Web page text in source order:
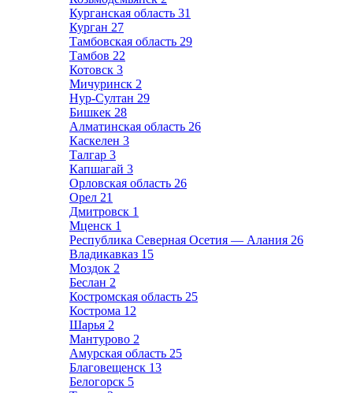
Курганская область 31
Курган 27
Тамбовская область 29
Тамбов 22
Котовск 3
Мичуринск 2
Нур-Султан 29
Бишкек 28
Алматинская область 26
Каскелен 3
Талгар 3
Капшагай 3
Орловская область 26
Орел 21
Дмитровск 1
Мценск 1
Республика Северная Осетия — Алания 26
Владикавказ 15
Моздок 2
Беслан 2
Костромская область 25
Кострома 12
Шарья 2
Мантурово 2
Амурская область 25
Благовещенск 13
Белогорск 5